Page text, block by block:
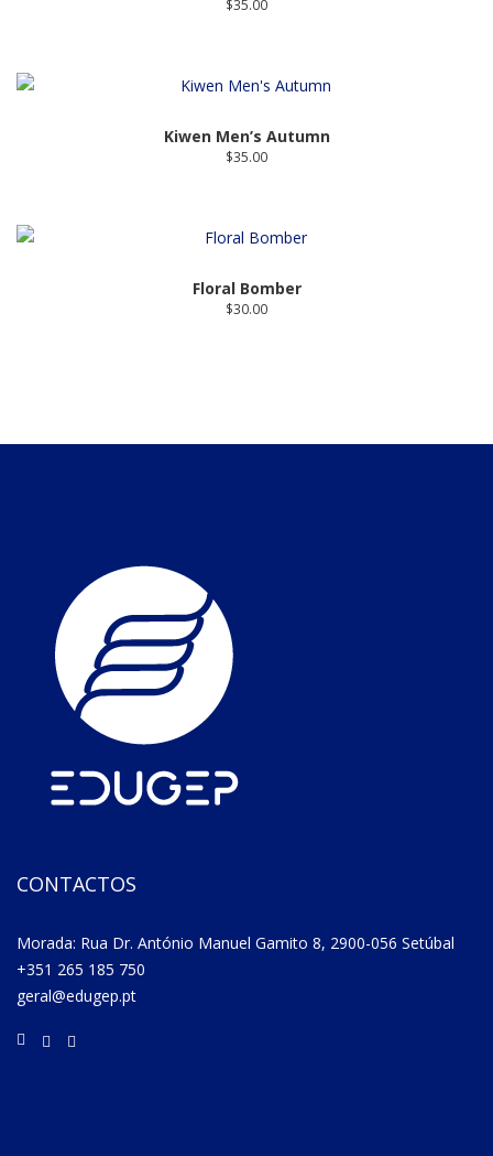
$35.00
Kiwen Men’s Autumn
$35.00
Floral Bomber
$30.00
CONTACTOS
Morada: Rua Dr. António Manuel Gamito 8, 2900-056 Setúbal
+351 265 185 750
geral@edugep.pt